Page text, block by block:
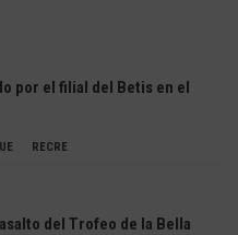
por el filial del Betis en el
RECRE
del Trofeo de la Bella